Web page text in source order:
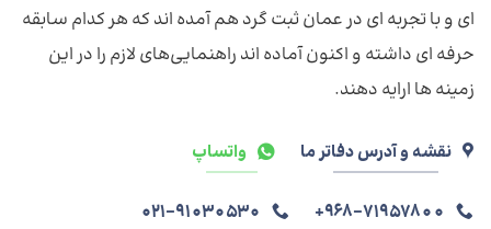
ای و با تجربه ای در عمان ثبت گرد هم آمده اند که هر کدام سابقه
حرفه ای داشته و اکنون آماده اند راهنمایی‌های لازم را در این
زمینه ها ارایه دهند.
نقشه و آدرس دفاتر ما واتساپ
968-71957800+
021-91030530